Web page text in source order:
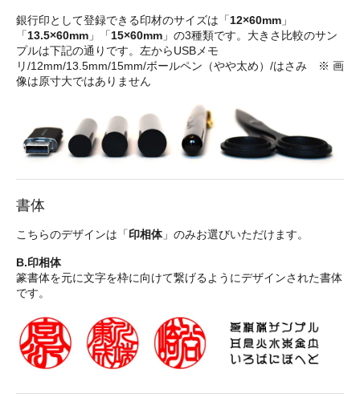
銀行印として登録できる印材のサイズは「12×60mm 」
「13.5×60mm 」「15×60mm 」の3種類です。大きさ比較のサン
プルは下記の通りです。左からUSBメモ
リ/12mm/13.5mm/15mm/ボールペン（やや太め）/はさみ ※ 画
像は原寸大ではありません
書体
こちらのデザインは「印相体」のみお選びいただけます。
B.印相体
篆書体を元に文字を枠に向けて繋げるようにデザインされた書体
です。